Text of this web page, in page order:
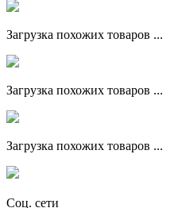
Загрузка похожих товаров ...
Загрузка похожих товаров ...
Загрузка похожих товаров ...
Соц. сети